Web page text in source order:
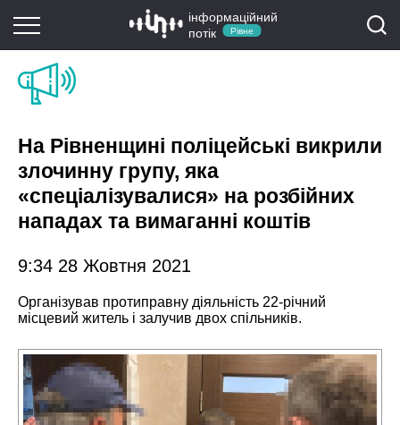
інформаційний
потік
Рівне
На Рівненщині поліцейські викрили
злочинну групу, яка
«спеціалізувалися» на розбійних
нападах та вимаганні коштів
9:34 28 Жовтня 2021
Організував протиправну діяльність 22-річний
місцевий житель і залучив двох спільників.